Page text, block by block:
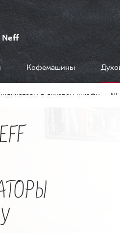
Neff
Кофемашины
в духовом шкафу